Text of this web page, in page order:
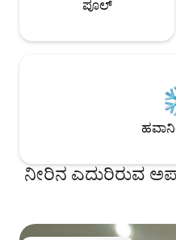
ಪೂಲ್
ನೀರಿನ ಎದುರಿರುವ